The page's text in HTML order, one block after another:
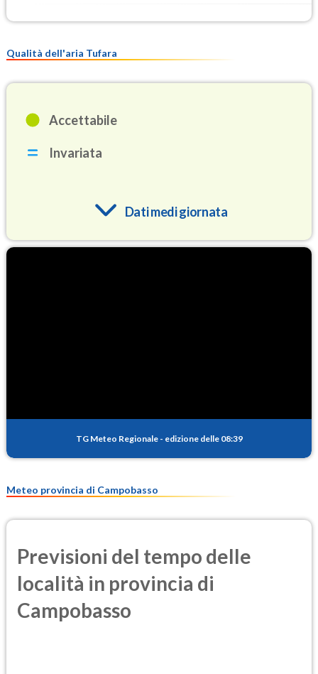
Qualità dell'aria Tufara
Accettabile
Invariata
Dati medi giornata
PM25
TG Meteo Regionale - edizione delle 08:39
Meteo provincia di Campobasso
Previsioni del tempo delle
località in provincia di
Campobasso